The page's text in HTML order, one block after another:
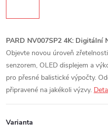
PARD NV007SP2 4K: Digitální
Objevte novou úroveň
senzorem, OLED displejem a
pro přesné balistické výpočty.
připravené na jakékoli výzvy.
Varianta